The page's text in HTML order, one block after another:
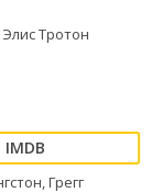
Тротон
Грегг